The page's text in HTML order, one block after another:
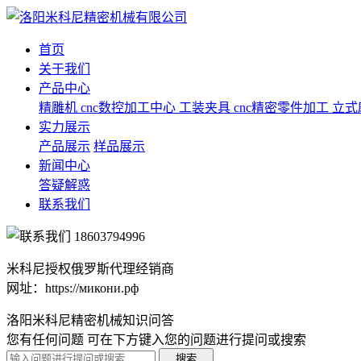
首页
关于我们
产品中心
精雕机 cnc数控加工中心 工装夹具 cnc精密零件加工 立式
实力展示
产品展示 样品展示
新闻中心
答疑解惑
联系我们
18603794996
米科尼授权俄罗斯代理经销商
网址：https://микони.рф
洛阳米科尼精密机械知识问答
您有任何问题 可在下方键入您的问题进行提问或搜索